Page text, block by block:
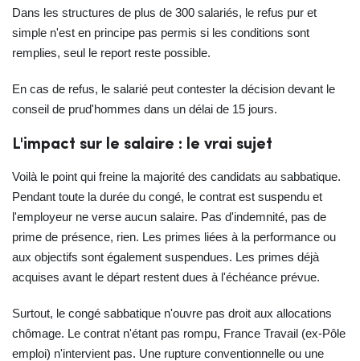
Dans les structures de plus de 300 salariés, le refus pur et
simple n'est en principe pas permis si les conditions sont
remplies, seul le report reste possible.
En cas de refus, le salarié peut contester la décision devant le
conseil de prud'hommes dans un délai de 15 jours.
L'impact sur le salaire : le vrai sujet
Voilà le point qui freine la majorité des candidats au sabbatique.
Pendant toute la durée du congé, le contrat est suspendu et
l'employeur ne verse aucun salaire. Pas d'indemnité, pas de
prime de présence, rien. Les primes liées à la performance ou
aux objectifs sont également suspendues. Les primes déjà
acquises avant le départ restent dues à l'échéance prévue.
Surtout, le congé sabbatique n'ouvre pas droit aux allocations
chômage. Le contrat n'étant pas rompu, France Travail (ex‑Pôle
emploi) n'intervient pas. Une rupture conventionnelle ou une